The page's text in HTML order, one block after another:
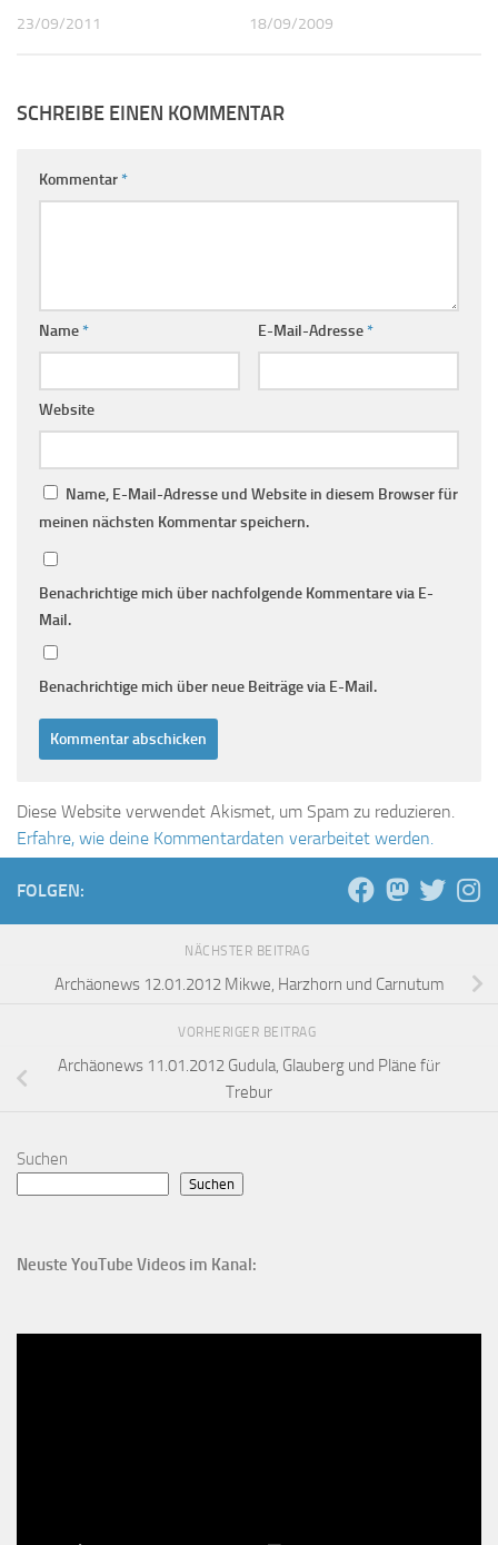
23/09/2011 18/09/2009
SCHREIBE EINEN KOMMENTAR
Kommentar*
Name* E-Mail-Adresse*
Website
Name, E-Mail-Adresse und Website in diesem Browser für
meinen nächsten Kommentar speichern.
Benachrichtige mich über nachfolgende Kommentare via E-
Mail.
Benachrichtige mich über neue Beiträge via E-Mail.
Diese Website verwendet Akismet, um Spam zu reduzieren.
Erfahre, wie deine Kommentardaten verarbeitet werden.
FOLGEN:
NÄCHSTER BEITRAG
Archäonews 12.01.2012 Mikwe, Harzhorn und Carnutum
VORHERIGER BEITRAG
Archäonews 11.01.2012 Gudula, Glauberg und Pläne für
Trebur
Suchen
Suchen
Neuste YouTube Videos im Kanal: